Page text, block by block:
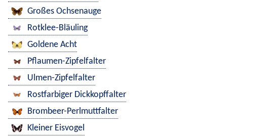
Großes Ochsenauge
Rotklee-Bläuling
Goldene Acht
Pflaumen-Zipfelfalter
Ulmen-Zipfelfalter
Rostfarbiger Dickkopffalter
Brombeer-Perlmuttfalter
Kleiner Eisvogel